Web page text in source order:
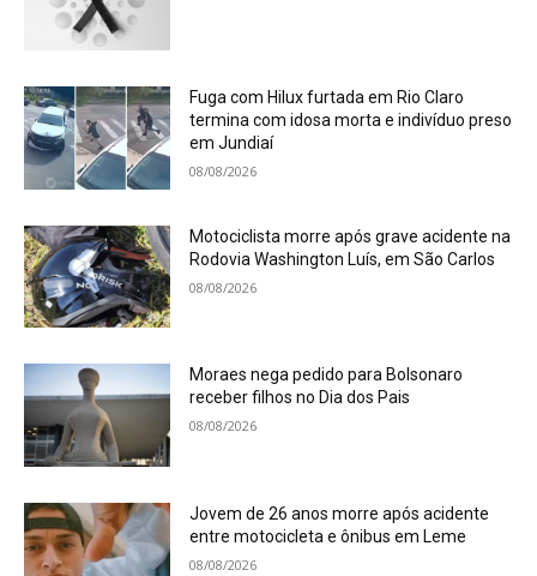
Fuga com Hilux furtada em Rio Claro
termina com idosa morta e indivíduo preso
em Jundiaí
08/08/2026
Motociclista morre após grave acidente na
Rodovia Washington Luís, em São Carlos
08/08/2026
Moraes nega pedido para Bolsonaro
receber filhos no Dia dos Pais
08/08/2026
Jovem de 26 anos morre após acidente
entre motocicleta e ônibus em Leme
08/08/2026